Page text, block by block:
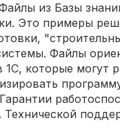
из Базы
Это примеры
Файлы
1С, которые могут
Технической